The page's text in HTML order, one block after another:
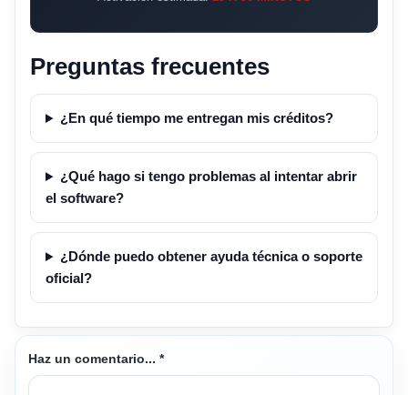
Preguntas frecuentes
¿En qué tiempo me entregan mis créditos?
¿Qué hago si tengo problemas al intentar abrir
el software?
¿Dónde puedo obtener ayuda técnica o soporte
oficial?
Haz un comentario... *